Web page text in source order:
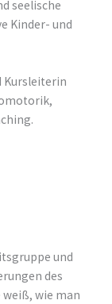
seelische
Kinder- und
Kursleiterin
und
des
weiß, wie man